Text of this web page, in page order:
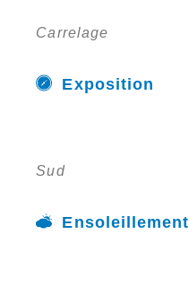
Carrelage
Exposition
Sud
Ensoleillement